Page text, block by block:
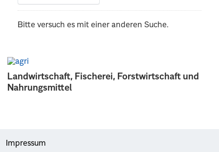
Landwirtschaft, Fischerei, Forstwirtschaft und
Nahrungsmittel
Bitte versuch es mit einer anderen Suche.
Impressum